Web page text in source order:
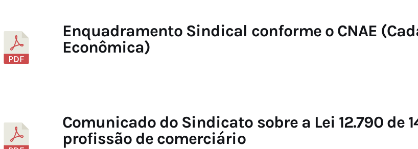
Enquadramento Sindical conforme o CNAE
Econômica)
Comunicado do Sindicato sobre a Lei 12.790 de
profissão de comerciário